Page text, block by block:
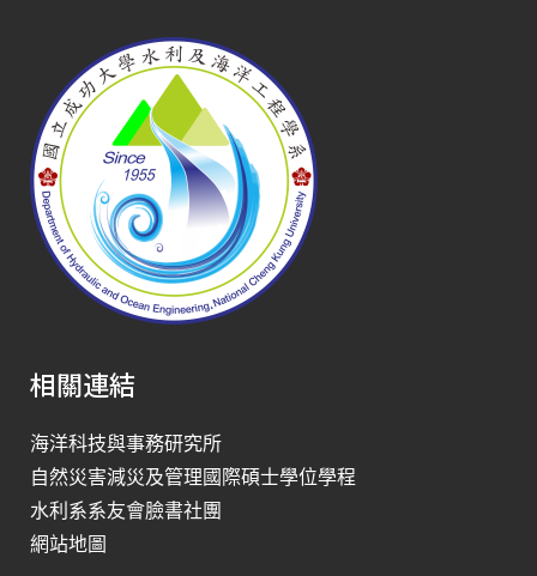
相關連結
海洋科技與事務研究所
自然災害減災及管理國際碩士學位學程
水利系系友會臉書社團
網站地圖